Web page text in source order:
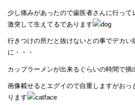
少し痛みがあったので歯医者さんに行っ
激突して生えてるであります
行きつけの所だと抜けないとの事でデカい
に・・・
カップラーメンが出来るぐらいの時間で摘
画像載せるとエグイので自重しますがおっ
ります